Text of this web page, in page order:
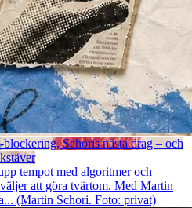
Schoris nästa drag – och
tempot med algoritmer och
att göra tvärtom. Med Martin
(Martin Schori. Foto: privat)